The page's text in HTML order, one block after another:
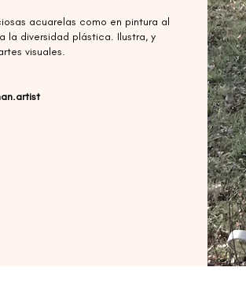
acuarelas como en pintura al
la diversidad plástica. Ilustra, y
visuales.